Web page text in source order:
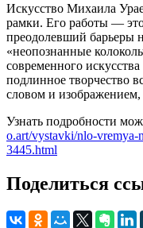
Искусство Михаила
рамки. Его работы —
преодолевший барьеры
«неопознанные
современного
подлинное творчество
словом и
Узнать подробности
o.art/vystavki/nlo-
3445.html
Поделиться